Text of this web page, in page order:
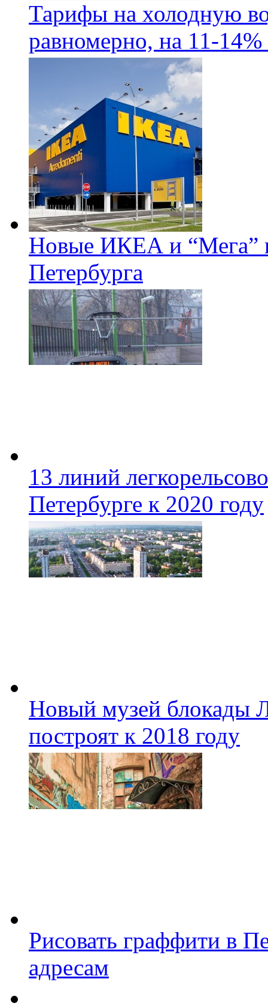
Тарифы на холодную
равномерно, на 11-14%
Новые ИКЕА и “Мега”
Петербурга
13 линий
Петербурге к 2020 году
Новый музей блокады
построят к 2018 году
Рисовать граффити в
адресам